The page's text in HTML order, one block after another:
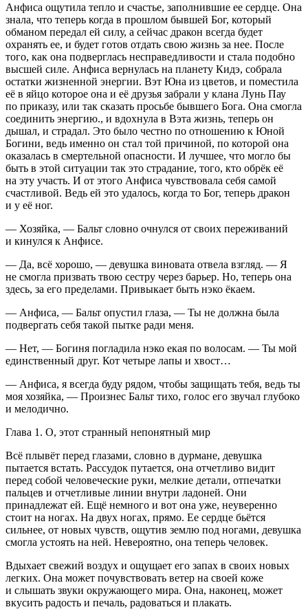
Анфиса ощутила тепло и счастье, заполнившие ее сердце. Она
знала, что теперь когда в прошлом бывшей Бог, который
обманом передал ей силу, а сейчас дракон всегда будет
охранять ее, и будет готов отдать свою жизнь за нее. После
того, как она подверглась несправедливости и стала подобно
высшей силе. Анфиса вернулась на планету Кидэ, собрала
остатки жизненной энергии. Вэт Юна из цветов, и поместила
её в яйцо которое она и её друзья забрали у клана Лунь Пау
по приказу, или так сказать просьбе бывшего Бога. Она смогла
соединить энергию., и вдохнула в Вэта жизнь, теперь он
дышал, и страдал. Это было честно по отношению к Юной
Богини, ведь именно он стал той причиной, по которой она
оказалась в смертельной опасности. И лучшее, что могло бы
быть в этой ситуации так это страдание, того, кто обрёк её
на эту участь. И от этого Анфиса чувствовала себя самой
счастливой. Ведь ей это удалось, когда то Бог, теперь дракон
и у её ног.
— Хозяйка, — Бальт словно очнулся от своих переживаний
и кинулся к Анфисе.
— Да, всё хорошо, — девушка виновата отвела взгляд. — Я
не смогла призвать твою сестру через барьер. Но, теперь она
здесь, за его пределами. Привыкает быть нэко ёкаем.
— Анфиса, — Бальт опустил глаза, — Ты не должна была
подвергать себя такой пытке ради меня.
— Нет, — Богиня погладила нэко екая по волосам. — Ты мой
единственный друг. Кот четыре лапы и хвост…
— Анфиса, я всегда буду рядом, чтобы защищать тебя, ведь ты
моя хозяйка, — Произнес Бальт тихо, голос его звучал глубоко
и мелодично.
Глава 1. О, этот странный непонятный мир
Всё плывёт перед глазами, словно в дурмане, девушка
пытается встать. Рассудок путается, она отчетливо видит
перед собой человеческие руки, мелкие детали, отпечатки
пальцев и отчетливые линии внутри ладоней. Они
принадлежат ей. Ещё немного и вот она уже, неуверенно
стоит на ногах. На двух ногах, прямо. Ее сердце бьётся
сильнее, от новых чувств, ощутив землю под ногами, девушка
смогла устоять на ней. Невероятно, она теперь человек.
Вдыхает свежий воздух и ощущает его запах в своих новых
легких. Она может почувствовать ветер на своей коже
и слышать звуки окружающего мира. Она, наконец, может
вкусить радость и печаль, радоваться и плакать.